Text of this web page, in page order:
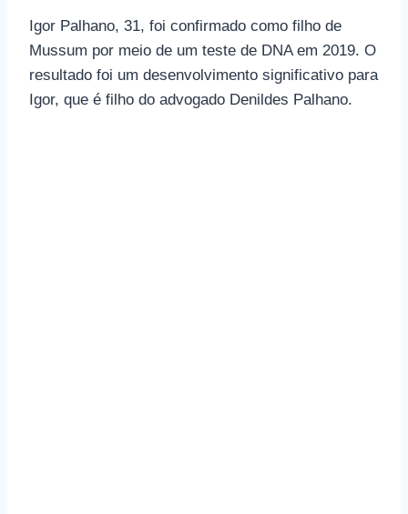
Igor Palhano, 31, foi confirmado como filho de
Mussum por meio de um teste de DNA em 2019. O
resultado foi um desenvolvimento significativo para
Igor, que é filho do advogado Denildes Palhano.